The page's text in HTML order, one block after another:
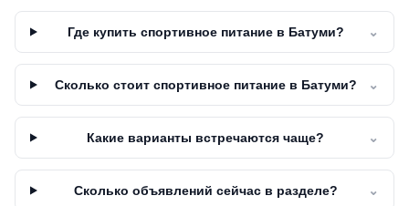
Где купить спортивное питание в Батуми? ⌄
Сколько стоит спортивное питание в Батуми? ⌄
Какие варианты встречаются чаще? ⌄
Сколько объявлений сейчас в разделе? ⌄